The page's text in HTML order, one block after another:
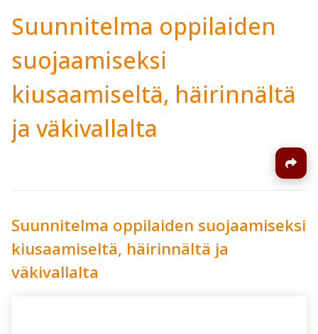
Suunnitelma oppilaiden
suojaamiseksi
kiusaamiseltä, häirinnältä
ja väkivallalta
Suunnitelma oppilaiden suojaamiseksi
kiusaamiseltä, häirinnältä ja
väkivallalta